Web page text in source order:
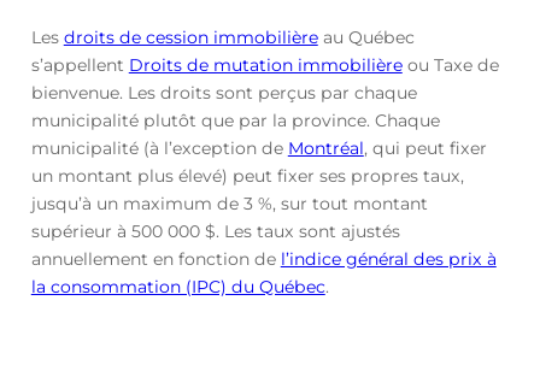
Les droits de cession immobilièreau Québec
s’appellent Droits de mutation immobilièreou Taxe de
bienvenue. Les droits sont perçus par chaque
municipalité plutôt que par la province. Chaque
municipalité (à l’exception de Montréal, qui peut fixer
un montant plus élevé) peut fixer ses propres taux,
jusqu’à un maximum de 3 %, sur tout montant
supérieur à 500 000 $. Les taux sont ajustés
annuellement en fonction de l’indice général des prix à
la consommation (IPC) du Québec.